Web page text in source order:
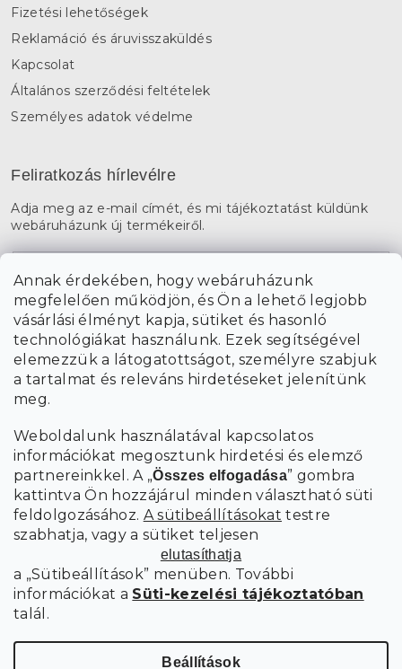
Annak érdekében, hogy webáruházunk
megfelelően működjön, és Ön a lehető legjobb
vásárlási élményt kapja, sütiket és hasonló
technológiákat használunk. Ezek segítségével
elemezzük a látogatottságot, személyre szabjuk
a tartalmat és releváns hirdetéseket jelenítünk
meg.
Weboldalunk használatával kapcsolatos
információkat megosztunk hirdetési és elemző
partnereinkkel. A „Összes elfogadása” gombra
kattintva Ön hozzájárul minden választható süti
feldolgozásához. A sütibeállításokat testre
szabhatja, vagy a sütiket teljesen
elutasíthatja
a „Sütibeállítások” menüben. További
információkat a Süti-kezelési tájékoztatóban
talál.
Beállítások
Fizetési lehetőségek
Reklamáció és áruvisszaküldés
Kapcsolat
Általános szerződési feltételek
Személyes adatok védelme
Feliratkozás hírlevélre
Adja meg az e-mail címét, és mi tájékoztatást küldünk
webáruházunk új termékeiről.
A hírlevelekre való feliratkozással egyetérteka személyes
adatok feldolgozásával.
FELIRATKOZÁS